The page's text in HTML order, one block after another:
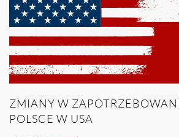
ZMIANY W
POLSCE W USA